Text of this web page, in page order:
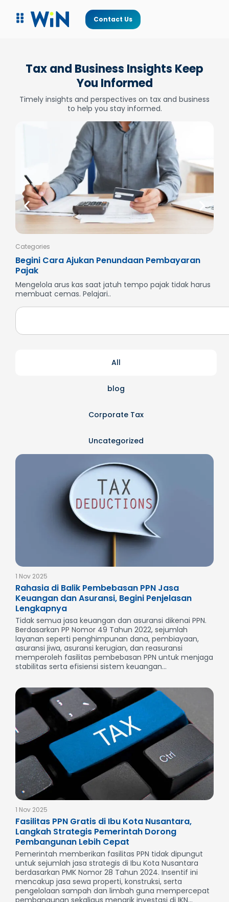
Contact Us
Tax and Business Insights Keep
You Informed
Timely insights and perspectives on tax and business
to help you stay informed.
Categories
Begini Cara Ajukan Penundaan Pembayaran
Pajak
Mengelola arus kas saat jatuh tempo pajak tidak harus
membuat cemas. Pelajari..
blog
Corporate Tax
Uncategorized
All
1 Nov 2025
Rahasia di Balik Pembebasan PPN Jasa
Keuangan dan Asuransi, Begini Penjelasan
Lengkapnya
Tidak semua jasa keuangan dan asuransi dikenai PPN.
Berdasarkan PP Nomor 49 Tahun 2022, sejumlah
layanan seperti penghimpunan dana, pembiayaan,
asuransi jiwa, asuransi kerugian, dan reasuransi
memperoleh fasilitas pembebasan PPN untuk menjaga
stabilitas serta efisiensi sistem keuangan...
1 Nov 2025
Fasilitas PPN Gratis di Ibu Kota Nusantara,
Langkah Strategis Pemerintah Dorong
Pembangunan Lebih Cepat
Pemerintah memberikan fasilitas PPN tidak dipungut
untuk sejumlah jasa strategis di Ibu Kota Nusantara
berdasarkan PMK Nomor 28 Tahun 2024. Insentif ini
mencakup jasa sewa properti, konstruksi, serta
pengelolaan sampah dan limbah guna mempercepat
pembangunan sekaligus menarik investasi di IKN...